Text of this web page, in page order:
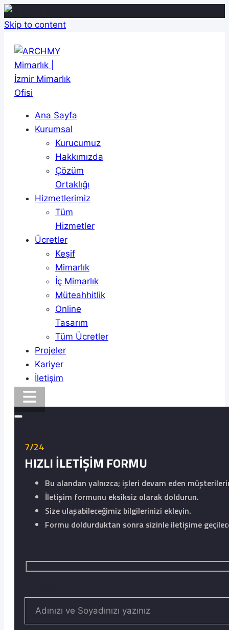
Skip to content
Ana Sayfa
Kurumsal
Kurucumuz
Hakkımızda
Çözüm
Ortaklığı
Hizmetlerimiz
Tüm
Hizmetler
Ücretler
Keşif
Mimarlık
İç Mimarlık
Müteahhitlik
Online
Tasarım
Tüm Ücretler
Projeler
Kariyer
İletişim
7/24
HIZLI İLETİŞİM FORMU
Bu alandan yalnızca; işleri devam eden
İletişim formunu eksiksiz olarak doldurun.
Size ulaşabileceğimiz bilgilerinizi ekleyin.
Formu doldurduktan sonra sizinle iletişime